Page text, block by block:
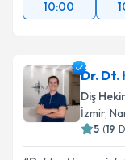
10:00
Dr. Dt.
Diş
İzmir,
5 (19